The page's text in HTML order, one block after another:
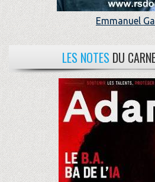
Emmanuel
LES NOTES DU